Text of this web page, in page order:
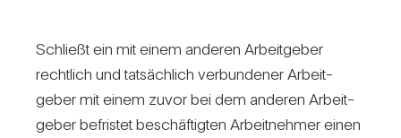
Schließt ein mit einem anderen Arbeit­geber
recht­lich und tat­säch­lich ver­bun­dener Arbeit­
geber mit einem zuvor bei dem anderen Arbeit­
geber befristet beschäf­tigten Arbeit­nehmer einen